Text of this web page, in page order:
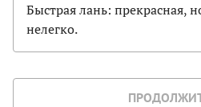
Быстрая лань: прекрасная,
нелегко.